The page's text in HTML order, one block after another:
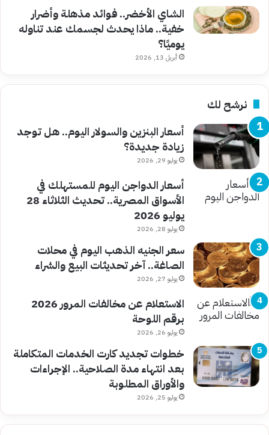
الشاي الأخضر.. فوائد مذهلة وأضرار
خفية.. ماذا يحدث لجسمك عند تناوله
يوميًا؟
أبريل 13, 2026
نرشح لك
أسعار البنزين والسولار اليوم.. هل توجد
زيادة جديدة؟
يوليو 29, 2026
أسعار الدواجن اليوم للمستهلك في
الأسواق المصرية.. تحديث الثلاثاء 28
يوليو 2026
يوليو 28, 2026
سعر الجنيه الذهب اليوم في محلات
الصاغة.. آخر تحديثات البيع والشراء
يوليو 27, 2026
الاستعلام عن مخالفات المرور 2026
برقم اللوحة
يوليو 26, 2026
خطوات تجديد كارت الخدمات المتكاملة
بعد انتهاء مدة الصلاحية.. الإجراءات
والأوراق المطلوبة
يوليو 25, 2026